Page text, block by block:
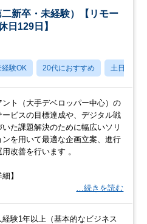
新卒・未経験）【リモー
日129日】
験OK 20代におすすめ 土日祝休み
ント（大手デベロッパー中心）の
ービスの目標達成や、デジタル戦
いた課題解決のために幅広いソリ
ンを用いて最適な企画立案、進行
改善を行います 。
】
…続きを読む
経験1年以上（基本的なビジネス